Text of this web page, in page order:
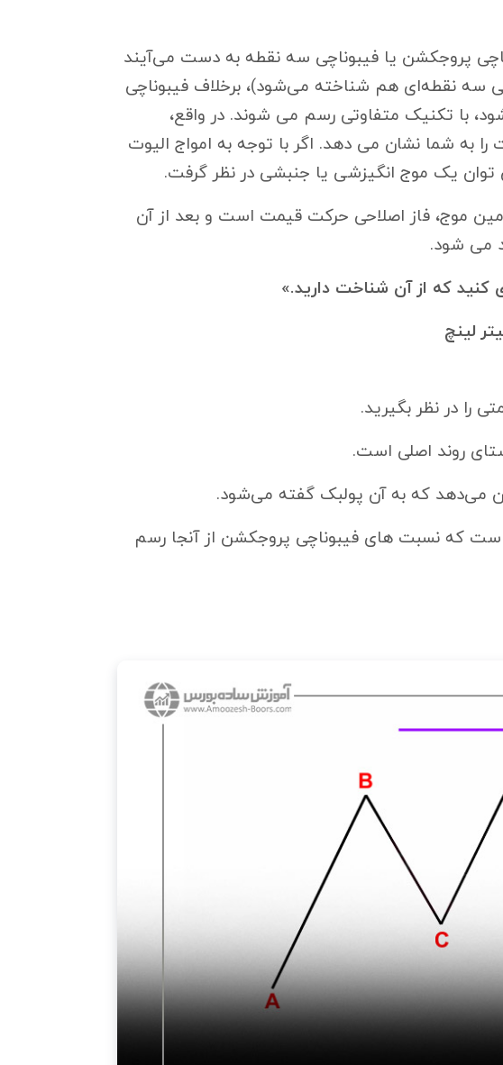
پروجکشن یا فیبوناچی سه نقطه به دست می‌آیند
سه نقطه‌ای هم شناخته می‌شود)، برخلاف فیبوناچی
با تکنیک متفاوتی رسم می شوند. در واقع،
به شما نشان می دهد. اگر با توجه به امواج الیوت
یک موج انگیزشی یا جنبشی در نظر گرفت.
موج، فاز اصلاحی حرکت قیمت است و بعد از آن
می شود.
کنید که از آن شناخت دارید.»
لینچ
را در نظر بگیرید.
روند اصلی است.
می‌دهد که به آن پولبک گفته می‌شود.
که نسبت های فیبوناچی پروجکشن از آنجا رسم